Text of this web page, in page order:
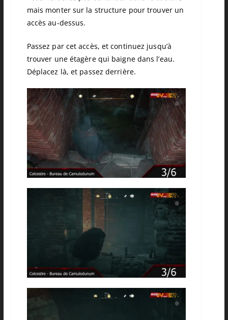
mais monter sur la structure pour trouver un
accès au-dessus.
Passez par cet accès, et continuez jusqu’à
trouver une étagère qui baigne dans l’eau.
Déplacez là, et passez derrière.